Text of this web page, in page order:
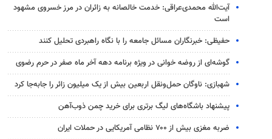
آیت‌الله محمدی‌عراقی: خدمت خالصانه به زائران در مرز خسروی مشهود
است
حفیظی: خبرنگاران مسائل جامعه را با نگاه راهبردی تحلیل کنند
گوشه‌ای از روضه خوانی در ویژه برنامه دهه آخر ماه صفر در حرم رضوی
شهبازی: ناوگان حمل‌ونقل اربعین بیش از یک میلیون زائر را جابه‌جا کرد
پیشنهاد باشگاه‌های لیگ برتری برای خرید چمن ذوب‌آهن
ضربه مغزی بیش از ۷۰۰ نظامی آمریکایی در حملات ایران